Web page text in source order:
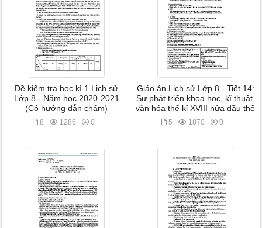
Đề kiểm tra học kì 1 Lịch sử
Lớp 8 - Năm học 2020-2021
(Có hướng dẫn chấm)
8 1286 0
Giáo án Lịch sử Lớp 8 - Tiết 14:
Sự phát triển khoa học, kĩ thuật,
văn hóa thế kỉ XVIII nửa đầu thế
5 1870 0